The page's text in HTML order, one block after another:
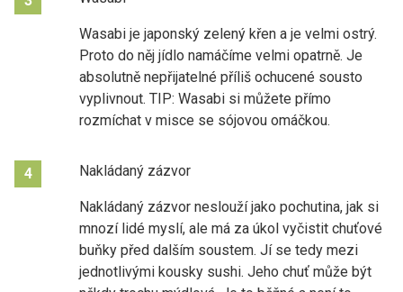
Wasabi je japonský zelený křen a je velmi ostrý.
Proto do něj jídlo namáčíme velmi opatrně. Je
absolutně nepřijatelné příliš ochucené sousto
vyplivnout. TIP: Wasabi si můžete přímo
rozmíchat v misce se sójovou omáčkou.
4 Nakládaný zázvor
Nakládaný zázvor neslouží jako pochutina, jak si
mnozí lidé myslí, ale má za úkol vyčistit chuťové
buňky před dalším soustem. Jí se tedy mezi
jednotlivými kousky sushi. Jeho chuť může být